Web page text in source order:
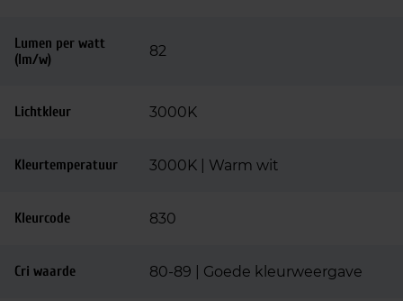
Lumen per watt
(lm/w)
82
Lichtkleur 3000K
Kleurtemperatuur 3000K | Warm wit
Kleurcode 830
Cri waarde 80-89 | Goede kleurweergave